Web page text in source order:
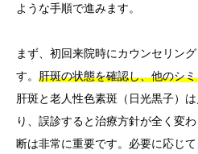
ような手順で進みます。
まず、初回来院時にカウンセリン
す。 肝斑の状態を確認し、他のシ
肝斑と老人性色素斑（日光黒子）
り、誤診すると治療方針が全く変
断は非常に重要です。必要に応じ